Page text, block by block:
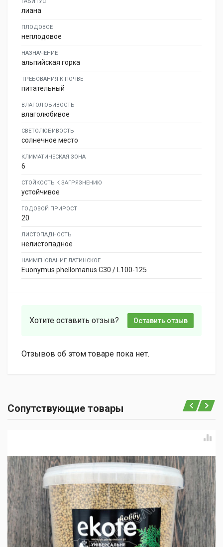
лиана
ПЛОДОВОЕ
неплодовое
НАЗНАЧЕНИЕ
альпийская горка
ТРЕБОВАНИЯ К ПОЧВЕ
питательный
ВЛАГОЛЮБИВОСТЬ
влаголюбивое
СВЕТОЛЮБИВОСТЬ
солнечное место
КЛИМАТИЧЕСКАЯ ЗОНА
6
СТОЙКОСТЬ К ЗАГРЯЗНЕНИЮ
устойчивое
ГОДОВОЙ ПРИРОСТ
20
ЛИСТОПАДНОСТЬ
нелистопадное
НАИМЕНОВАНИЕ ЛАТИНСКОЕ
Euonymus phellomanus C30 / L100-125
Хотите оставить отзыв? Оставить отзыв
Отзывов об этом товаре пока нет.
Сопутствующие товары